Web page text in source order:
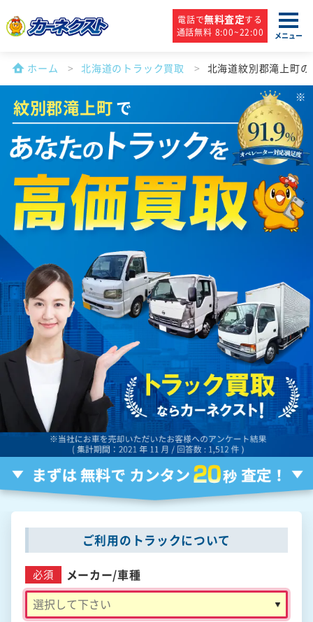
電話で無料査定する
通話無料 8:00~22:00
メニュー
ホーム 北海道のトラック買取 北海道紋別郡滝上町
紋別郡滝上町で
ご利用のトラックについて
必須 メーカー/車種